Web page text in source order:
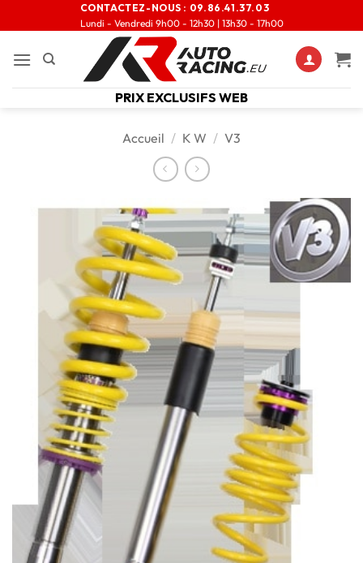
CONTACTEZ-NOUS : 09.86.41.37.03
Lundi - Vendredi 9h00 - 12h30 | 13h30 - 17h00
PRIX EXCLUSIFS WEB
Accueil / K W / V3